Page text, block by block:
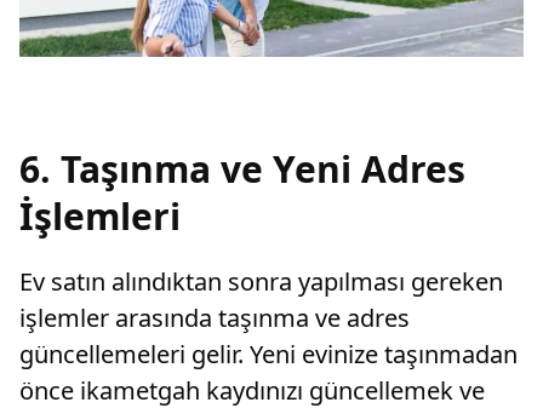
6. Taşınma ve Yeni Adres
İşlemleri
Ev satın alındıktan sonra yapılması gereken
işlemler arasında taşınma ve adres
güncellemeleri gelir. Yeni evinize taşınmadan
önce ikametgah kaydınızı güncellemek ve